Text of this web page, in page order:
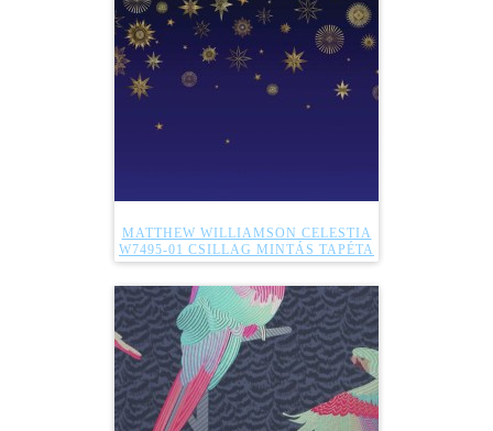
MATTHEW WILLIAMSON CELESTIA
W7495-01 CSILLAG MINTÁS TAPÉTA